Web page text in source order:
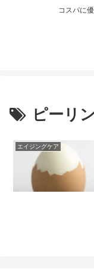
コスパに
ピーリ
エイジングケア